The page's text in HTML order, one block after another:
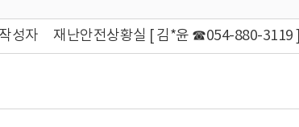
작성자 재난안전상황실 [ 김*윤 ☎054-880-3119 ]